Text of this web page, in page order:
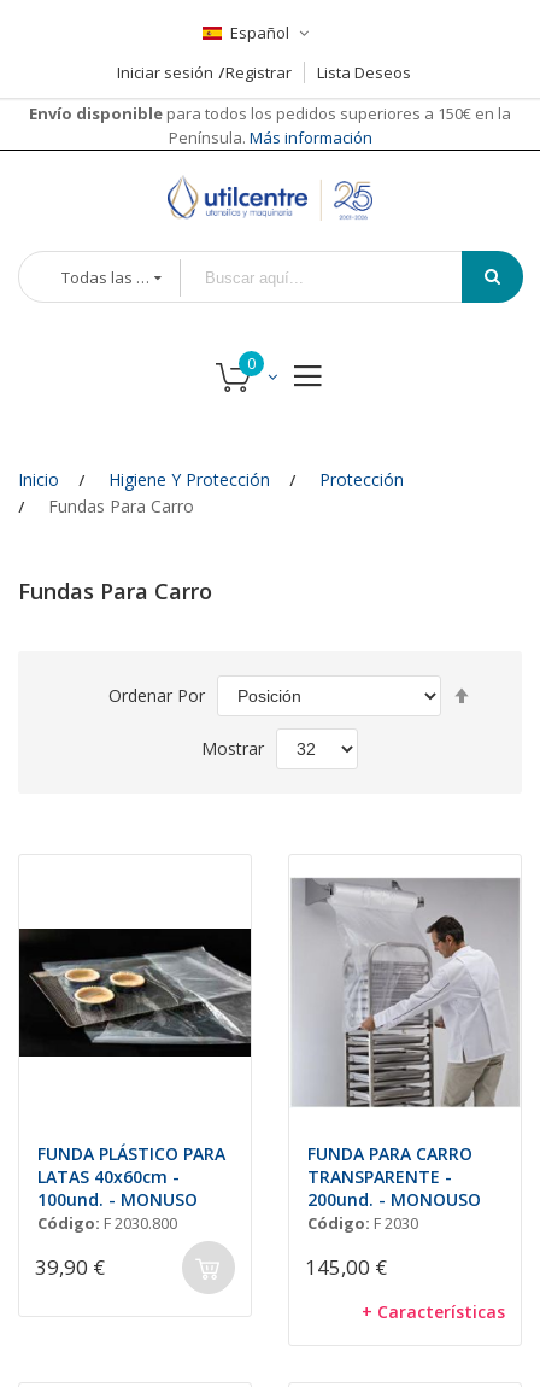
Español
Iniciar sesión
Registrar
Lista Deseos
Envío disponible para todos los pedidos superiores a 150€ en la
Península. Más información
Todas las categorías
Inicio Higiene Y Protección
Protección
Fundas Para Carro
Fundas Para Carro
Ordenar Por
Mostrar
FUNDA PLÁSTICO PARA
LATAS 40x60cm -
100und. - MONUSO
Código: F 2030.800
39,90 €
FUNDA PARA CARRO
TRANSPARENTE -
200und. - MONOUSO
Código: F 2030
145,00 €
+ Características